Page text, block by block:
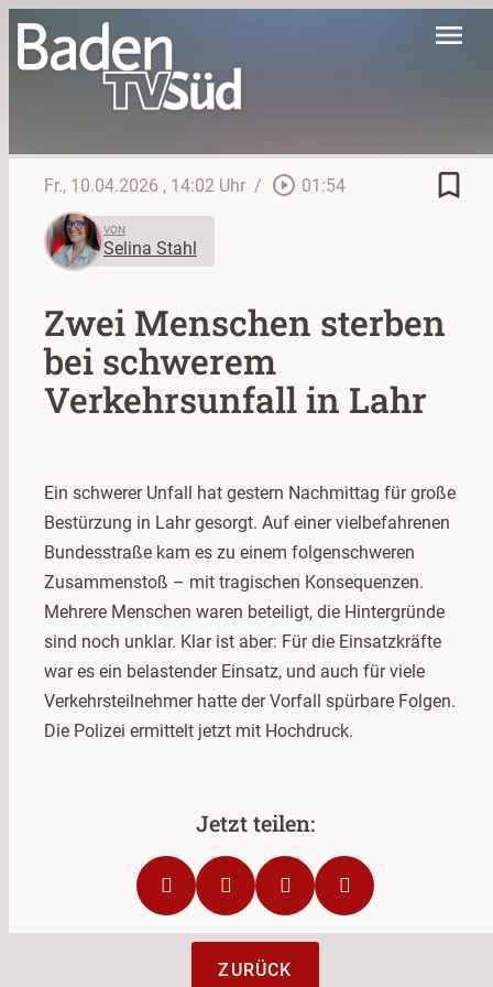
menu
Fr., 10.04.2026 , 14:02 Uhr / play_circle_outline 01:54 bookmark_border
VON
Selina Stahl
Zwei Menschen sterben
bei schwerem
Verkehrsunfall in Lahr
Ein schwerer Unfall hat gestern Nachmittag für große
Bestürzung in Lahr gesorgt. Auf einer vielbefahrenen
Bundesstraße kam es zu einem folgenschweren
Zusammenstoß – mit tragischen Konsequenzen.
Mehrere Menschen waren beteiligt, die Hintergründe
sind noch unklar. Klar ist aber: Für die Einsatzkräfte
war es ein belastender Einsatz, und auch für viele
Verkehrsteilnehmer hatte der Vorfall spürbare Folgen.
Die Polizei ermittelt jetzt mit Hochdruck.
ZURÜCK